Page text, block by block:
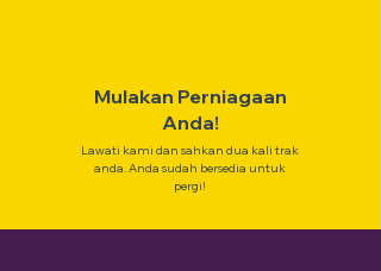
Mulakan Perniagaan
Anda!
Lawati kami dan sahkan dua kali trak
anda. Anda sudah bersedia untuk
pergi!